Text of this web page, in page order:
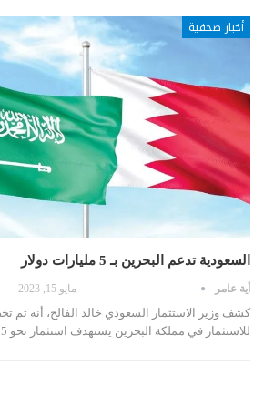
أخبار صحفية
السعودية تدعم البحرين بـ 5 مليارات دولار
أية عامر مايو 15, 2023
كشف وزير الاستثمار السعودي خالد الفالح، أنه
للاستثمار في مملكة البحرين يستهدف استثمار نحو 5…